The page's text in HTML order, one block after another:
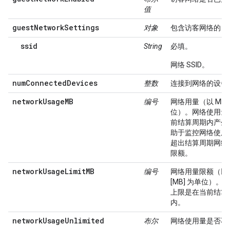
值
guestNetworkSettings 对象 包含访客网络的
ssid String 必填。
网络 SSID。
numConnectedDevices 整数 连接到网络的设备
networkUsageMB 编号
网络用量（以 MB
位）。网络使用量
前结算周期内产生
助于监控网络使用
超出结算周期网络
限额。
networkUsageLimitMB 编号
网络用量限额（以
[MB] 为单位）。
上限是在当前结
内。
networkUsageUnlimited
布尔
网络使用量是否不